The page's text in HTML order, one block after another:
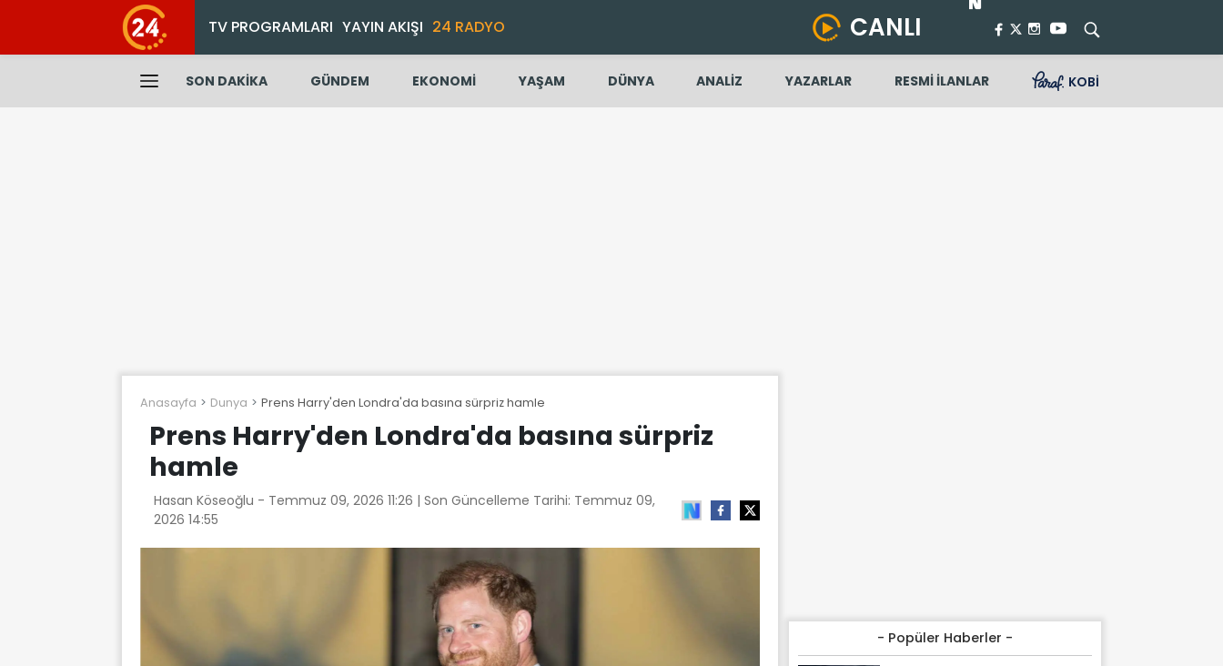
TV PROGRAMLARI YAYIN AKIŞI 24 RADYO CANLI
SON DAKİKA GÜNDEM EKONOMİ YAŞAM DÜNYA ANALİZ YAZARLAR RESMİ İLANLAR KOBİ
Anasayfa Dunya Prens Harry'den Londra'da basına sürpriz hamle
Prens Harry'den Londra'da basına sürpriz
hamle
Hasan Köseoğlu - Temmuz 09, 2026 11:26 | Son Güncelleme Tarihi: Temmuz 09,
2026 14:55
- Popüler Haberler -